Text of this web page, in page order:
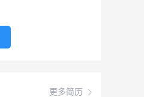
更多简历